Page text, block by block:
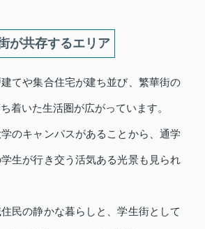
が共存するエリア
てや集合住宅が建ち並び、繁華街の
着いた生活圏が広がっています。
のキャンパスがあることから、通学
生が行き交う活気ある光景も見られ
民の静かな暮らしと、学生街として